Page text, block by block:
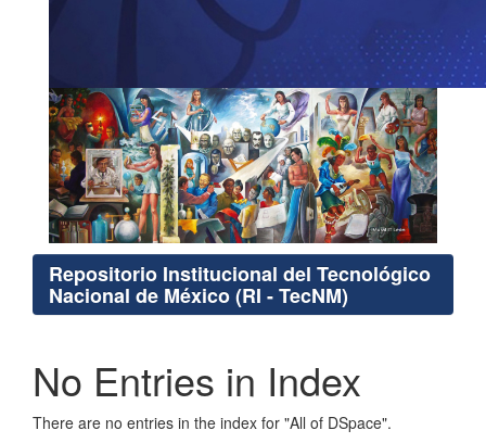
Repositorio Institucional del Tecnológico
Nacional de México (RI - TecNM)
No Entries in Index
There are no entries in the index for "All of DSpace".